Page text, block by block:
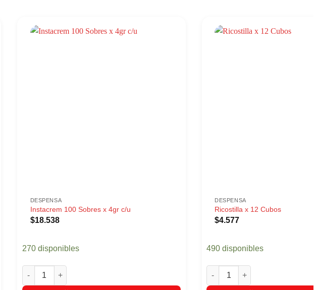
DESPENSA
Instacrem 100 Sobres x 4gr c/u
$18.538
270 disponibles
Instacrem 100 Sobres x 4gr c/u cantidad
DESPENSA
Ricostilla x 12 Cubos
$4.577
490 disponibles
Ricostilla x 12 Cubos cantidad